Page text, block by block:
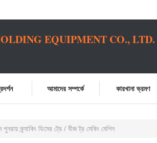
EQUIPMENT CO., LTD.
আমাদের সম্পর্কে কারখানা ভ্রমণ
ক্র্যাকিং ডিমের ট্রে / বীজ ট্র মেকিং মেশিন